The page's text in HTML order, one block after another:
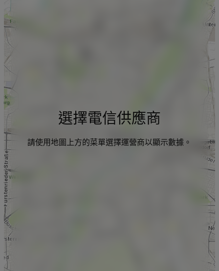
選擇電信供應商
請使用地圖上方的菜單選擇運營商以顯示數據。